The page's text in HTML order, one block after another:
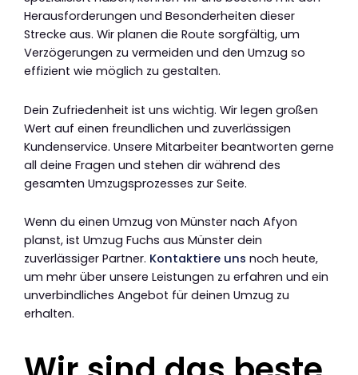
Herausforderungen und Besonderheiten dieser
Strecke aus. Wir planen die Route sorgfältig, um
Verzögerungen zu vermeiden und den Umzug so
effizient wie möglich zu gestalten.
Dein Zufriedenheit ist uns wichtig. Wir legen großen
Wert auf einen freundlichen und zuverlässigen
Kundenservice. Unsere Mitarbeiter beantworten gerne
all deine Fragen und stehen dir während des
gesamten Umzugsprozesses zur Seite.
Wenn du einen Umzug von Münster nach Afyon
planst, ist Umzug Fuchs aus Münster dein
zuverlässiger Partner. Kontaktiere uns noch heute,
um mehr über unsere Leistungen zu erfahren und ein
unverbindliches Angebot für deinen Umzug zu
erhalten.